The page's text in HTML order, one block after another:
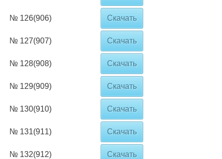
№ 126(906) Скачать
№ 127(907) Скачать
№ 128(908) Скачать
№ 129(909) Скачать
№ 130(910) Скачать
№ 131(911) Скачать
№ 132(912) Скачать